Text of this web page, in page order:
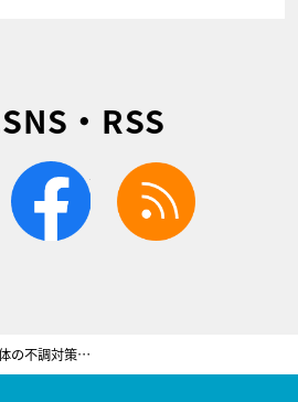
・RSS
facebook
体の不調対策に役立つ！名医が選ぶ“秋の最強朝メシ”BEST15を発表